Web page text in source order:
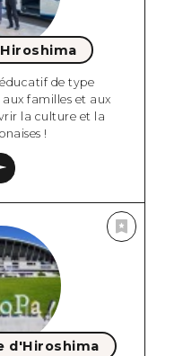
de type
familles et aux
la culture et la
!
d'Hiroshima